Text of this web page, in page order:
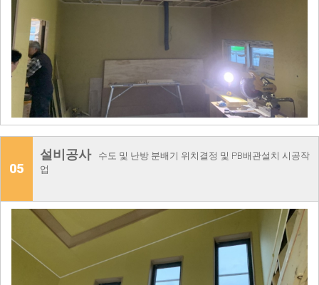
05
설비공사
수도 및 난방 분배기 위치결정 및 PB배관설치 시공작
업